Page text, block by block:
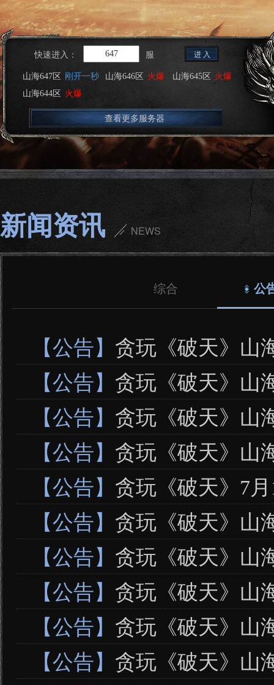
快速进入： 服 进 入
山海647区 刚开一秒 山海646区 火爆 山海645区 火爆
山海644区 火爆
查看更多服务器
新闻资讯 NEWS
综合 公
【公告】 贪玩《破天》山
【公告】 贪玩《破天》山
【公告】 贪玩《破天》山
【公告】 贪玩《破天》山
【公告】 贪玩《破天》7
【公告】 贪玩《破天》山
【公告】 贪玩《破天》山
【公告】 贪玩《破天》山
【公告】 贪玩《破天》山
【公告】 贪玩《破天》山